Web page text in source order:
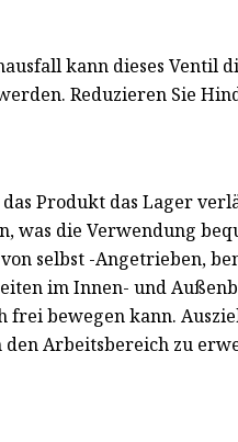
kann dieses Ventil
Reduzieren Sie
Produkt das Lager
was die Verwendung
selbst -Angetrieben,
im Innen- und
frei bewegen kann.
den Arbeitsbereich zu